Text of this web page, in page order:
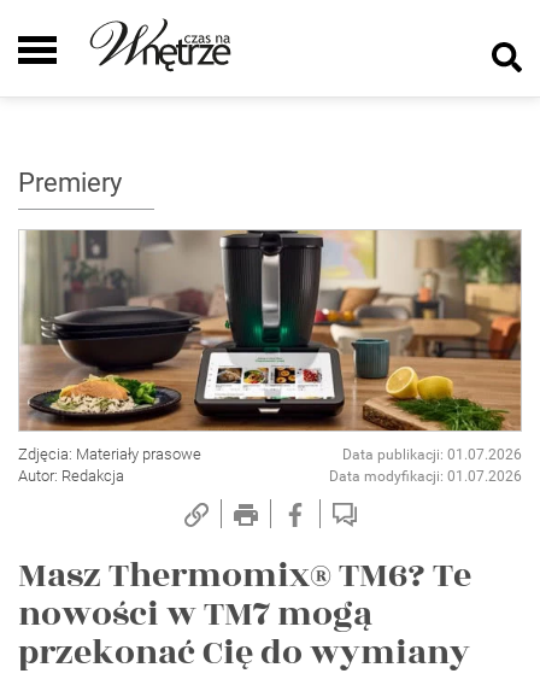
Premiery
Zdjęcia: Materiały prasowe
Autor: Redakcja
Data publikacji: 01.07.2026
Data modyfikacji: 01.07.2026
Masz Thermomix® TM6? Te
nowości w TM7 mogą
przekonać Cię do wymiany